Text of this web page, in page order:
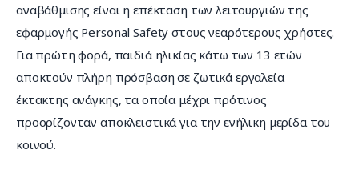
αναβάθμισης είναι η επέκταση των λειτουργιών της
εφαρμογής Personal Safety στους νεαρότερους χρήστες.
Για πρώτη φορά, παιδιά ηλικίας κάτω των 13 ετών
αποκτούν πλήρη πρόσβαση σε ζωτικά εργαλεία
έκτακτης ανάγκης, τα οποία μέχρι πρότινος
προορίζονταν αποκλειστικά για την ενήλικη μερίδα του
κοινού.